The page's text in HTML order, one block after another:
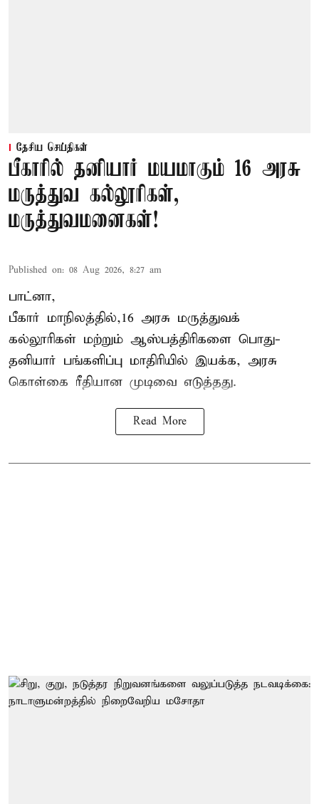
தேசிய செய்திகள்
பீகாரில் தனியார் மயமாகும் 16 அரசு
மருத்துவ கல்லூரிகள்,
மருத்துவமனைகள்!
Published on: 08 Aug 2026, 8:27 am
பாட்னா,
பீகார் மாநிலத்தில்,16 அரசு மருத்துவக்
கல்லூரிகள் மற்றும் ஆஸ்பத்திரிகளை பொது-
தனியார் பங்களிப்பு மாதிரியில் இயக்க, அரசு
கொள்கை ரீதியான முடிவை எடுத்தது.
Read More